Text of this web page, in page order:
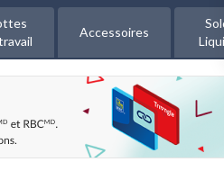
Accessoires